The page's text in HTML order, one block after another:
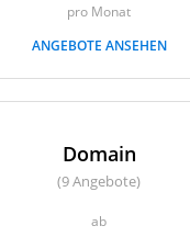
pro Monat
ANGEBOTE ANSEHEN
Domain
(9 Angebote)
ab